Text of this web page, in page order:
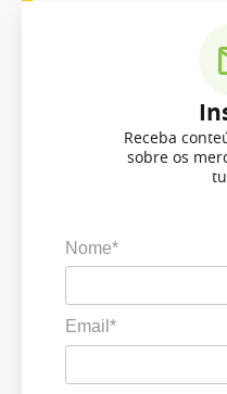
Receba
sobre os
Nome*
Email*